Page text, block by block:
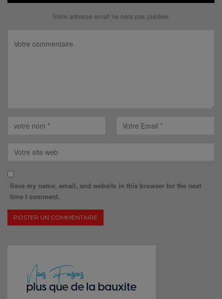
Votre adresse email ne sera pas publiée.
Save my name, email, and website in this browser for the next
time I comment.